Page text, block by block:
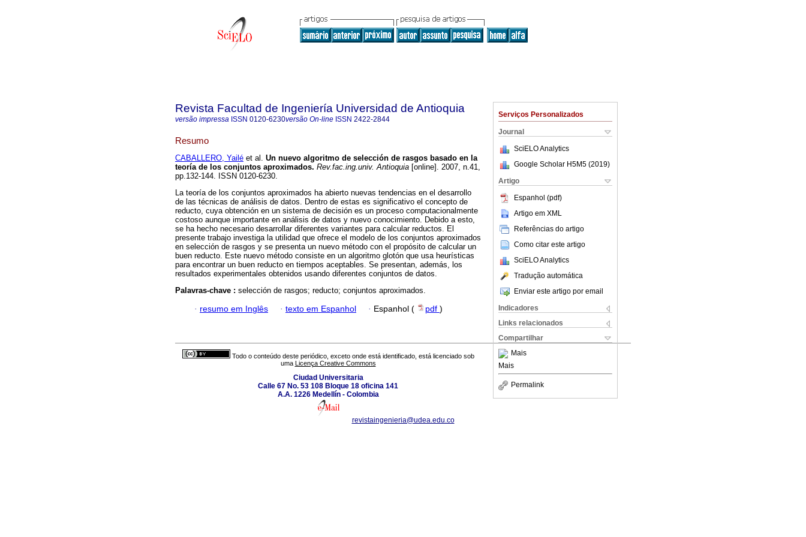
Serviços Personalizados
Journal
SciELO Analytics
Google Scholar H5M5 (2019)
Artigo
Espanhol (pdf)
Artigo em XML
Referências do artigo
Como citar este artigo
SciELO Analytics
Tradução automática
Enviar este artigo por email
Indicadores
Links relacionados
Compartilhar
Mais
Mais
Permalink
Revista Facultad de Ingeniería Universidad de Antioquia
versão impressa ISSN 0120-6230versão On-line ISSN 2422-2844
Resumo
CABALLERO, Yailé et al. Un nuevo algoritmo de selección de rasgos basado en la
teoría de los conjuntos aproximados. Rev.fac.ing.univ. Antioquia [online]. 2007, n.41,
pp.132-144. ISSN 0120-6230.
La teoría de los conjuntos aproximados ha abierto nuevas tendencias en el desarrollo
de las técnicas de análisis de datos. Dentro de estas es significativo el concepto de
reducto, cuya obtención en un sistema de decisión es un proceso computacionalmente
costoso aunque importante en análisis de datos y nuevo conocimiento. Debido a esto,
se ha hecho necesario desarrollar diferentes variantes para calcular reductos. El
presente trabajo investiga la utilidad que ofrece el modelo de los conjuntos aproximados
en selección de rasgos y se presenta un nuevo método con el propósito de calcular un
buen reducto. Este nuevo método consiste en un algoritmo glotón que usa heurísticas
para encontrar un buen reducto en tiempos aceptables. Se presentan, además, los
resultados experimentales obtenidos usando diferentes conjuntos de datos.
Palavras-chave : selección de rasgos; reducto; conjuntos aproximados.
· resumo em Inglês · texto em Espanhol · Espanhol ( pdf )
Todo o conteúdo deste periódico, exceto onde está identificado, está licenciado sob
uma Licença Creative Commons
Ciudad Universitaria
Calle 67 No. 53 108 Bloque 18 oficina 141
A.A. 1226 Medellín - Colombia
revistaingenieria@udea.edu.co